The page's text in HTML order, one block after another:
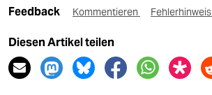
Feedback Kommentieren Fehlerhinweis
Diesen Artikel teilen